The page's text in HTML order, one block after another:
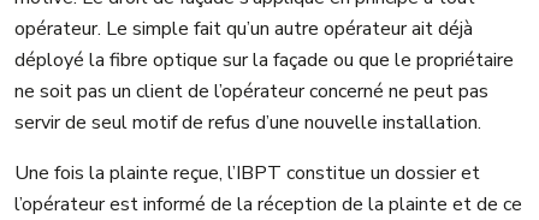
opérateur. Le simple fait qu’un autre opérateur ait déjà
déployé la fibre optique sur la façade ou que le propriétaire
ne soit pas un client de l’opérateur concerné ne peut pas
servir de seul motif de refus d’une nouvelle installation.
Une fois la plainte reçue, l’IBPT constitue un dossier et
l’opérateur est informé de la réception de la plainte et de ce